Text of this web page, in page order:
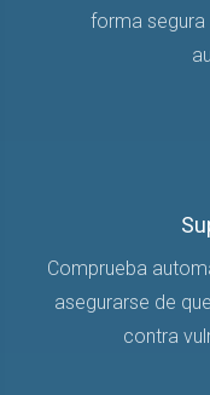
forma
Comprueba
asegurarse de
contra